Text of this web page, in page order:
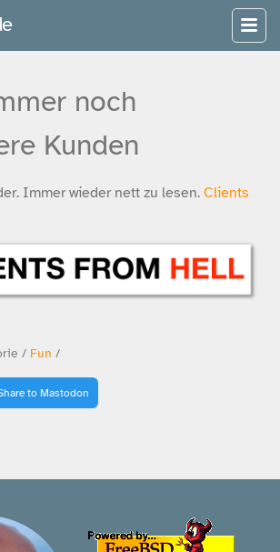
noch
Kunden
Immer wieder nett zu lesen. Clients
/ Fun /
to Mastodon